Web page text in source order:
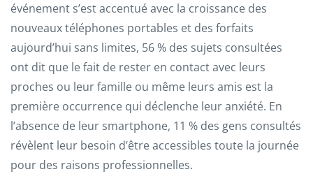
événement s’est accentué avec la croissance des
nouveaux téléphones portables et des forfaits
aujourd’hui sans limites, 56 % des sujets consultées
ont dit que le fait de rester en contact avec leurs
proches ou leur famille ou même leurs amis est la
première occurrence qui déclenche leur anxiété. En
l’absence de leur smartphone, 11 % des gens consultés
révèlent leur besoin d’être accessibles toute la journée
pour des raisons professionnelles.